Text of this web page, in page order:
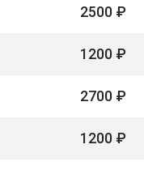
2500 ₽
1200 ₽
2700 ₽
1200 ₽